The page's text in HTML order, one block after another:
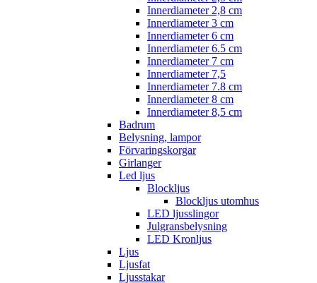
Innerdiameter 2,8 cm
Innerdiameter 3 cm
Innerdiameter 6 cm
Innerdiameter 6.5 cm
Innerdiameter 7 cm
Innerdiameter 7,5
Innerdiameter 7.8 cm
Innerdiameter 8 cm
Innerdiameter 8,5 cm
Badrum
Belysning, lampor
Förvaringskorgar
Girlanger
Led ljus
Blockljus
Blockljus utomhus
LED ljusslingor
Julgransbelysning
LED Kronljus
Ljus
Ljusfat
Ljusstakar